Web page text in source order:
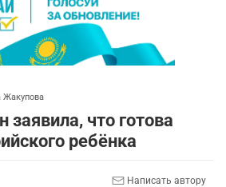
Жакупова
что готова
ребёнка
Написать автору